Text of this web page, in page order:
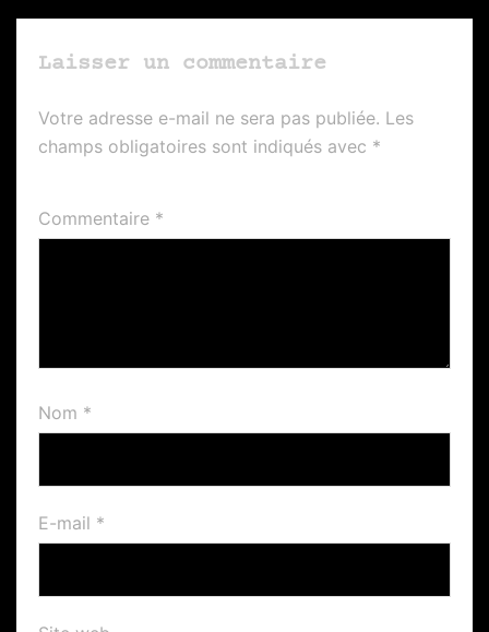
Laisser un commentaire
Votre adresse e-mail ne sera pas publiée. Les
champs obligatoires sont indiqués avec *
Commentaire *
Nom *
E-mail *